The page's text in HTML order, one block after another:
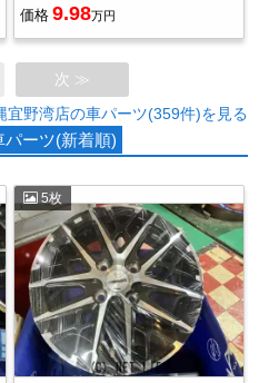
価格 9.98万円
次 ≫
宜野湾店の車パーツ(359件)を見る
ーツ(新着順)
5枚